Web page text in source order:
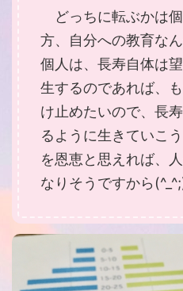
どっちに転ぶかは
方、自分への教育な
個人は、長寿自体は
生するのであれば、
け止めたいので、長
るように生きていこ
を恩恵と思えれば、
なりそうですから(^_^;)